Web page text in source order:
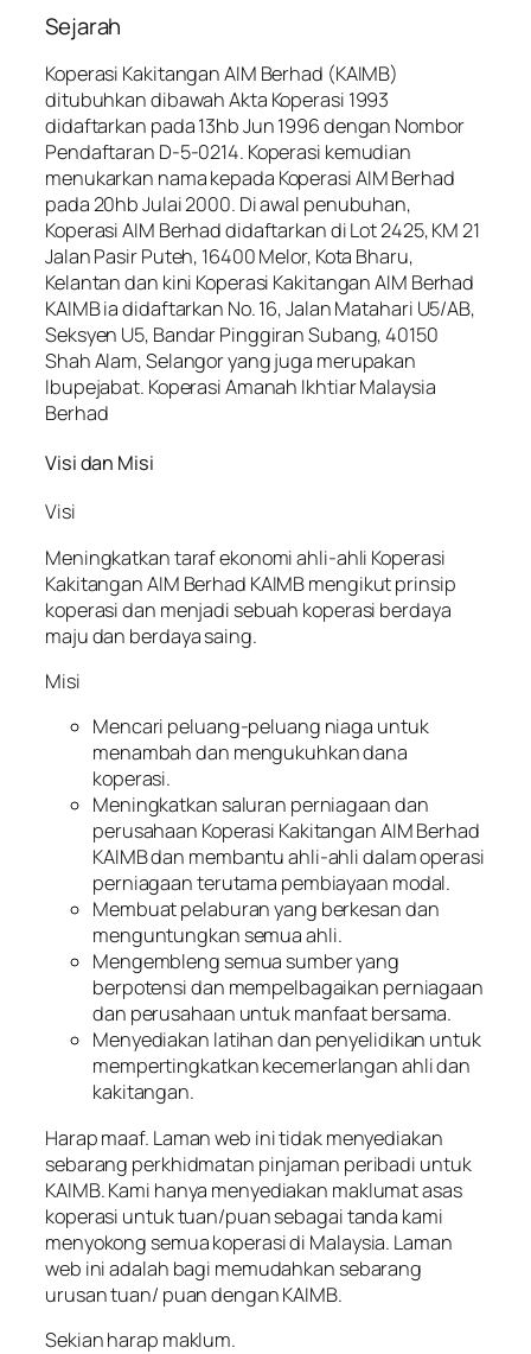
Sejarah​
Koperasi Kakitangan AIM Berhad (KAIMB)
ditubuhkan dibawah Akta Koperasi 1993
didaftarkan pada 13hb Jun 1996 dengan Nombor
Pendaftaran D-5-0214. Koperasi kemudian
menukarkan nama kepada Koperasi AIM Berhad
pada 20hb Julai 2000. Di awal penubuhan,
Koperasi AIM Berhad didaftarkan di Lot 2425, KM 21
Jalan Pasir Puteh, 16400 Melor, Kota Bharu,
Kelantan dan kini Koperasi Kakitangan AIM Berhad
KAIMB ia didaftarkan No. 16, Jalan Matahari U5/AB,
Seksyen U5, Bandar Pinggiran Subang, 40150
Shah Alam, Selangor yang juga merupakan
Ibupejabat. Koperasi Amanah Ikhtiar Malaysia
Berhad
Visi dan Misi
Visi
Meningkatkan taraf ekonomi ahli-ahli Koperasi
Kakitangan AIM Berhad KAIMB mengikut prinsip
koperasi dan menjadi sebuah koperasi berdaya
maju dan berdaya saing.
Misi
Mencari peluang-peluang niaga untuk
menambah dan mengukuhkan dana
koperasi.
Meningkatkan saluran perniagaan dan
perusahaan Koperasi Kakitangan AIM Berhad
KAIMB dan membantu ahli-ahli dalam operasi
perniagaan terutama pembiayaan modal.
Membuat pelaburan yang berkesan dan
menguntungkan semua ahli.
Mengembleng semua sumber yang
berpotensi dan mempelbagaikan perniagaan
dan perusahaan untuk manfaat bersama.
Menyediakan latihan dan penyelidikan untuk
mempertingkatkan kecemerlangan ahli dan
kakitangan.
Harap maaf. Laman web ini tidak menyediakan
sebarang perkhidmatan pinjaman peribadi untuk
KAIMB. Kami hanya menyediakan maklumat asas
koperasi untuk tuan/puan sebagai tanda kami
menyokong semua koperasi di Malaysia. Laman
web ini adalah bagi memudahkan sebarang
urusan tuan/ puan dengan KAIMB.
Sekian harap maklum.